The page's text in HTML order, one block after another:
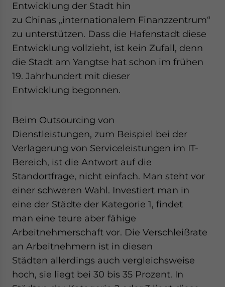
Entwicklung der Stadt hin
zu Chinas „internationalem Finanzzentrum“
zu unterstützen. Dass die Hafenstadt diese
Entwicklung vollzieht, ist kein Zufall, denn
die Stadt am Yangtse hat schon im frühen
19. Jahrhundert mit dieser
Entwicklung begonnen.
Beim Outsourcing von
Dienstleistungen, zum Beispiel bei der
Verlagerung von Serviceleistungen im IT-
Bereich, ist die Antwort auf die
Standortfrage, nicht einfach. Man steht vor
einer schweren Wahl. Investiert man in
eine der Städte der Kategorie 1, findet
man eine teure aber fähige
Arbeitnehmerschaft vor. Die Verschleißrate
an Arbeitnehmern ist in diesen
Städten allerdings auch vergleichsweise
hoch, sie liegt bei 30 bis 35 Prozent. In